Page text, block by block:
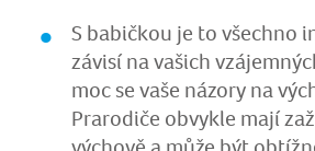
S babičkou je to všechno
závisí na vašich
moc se vaše názory na
Prarodiče obvykle mají